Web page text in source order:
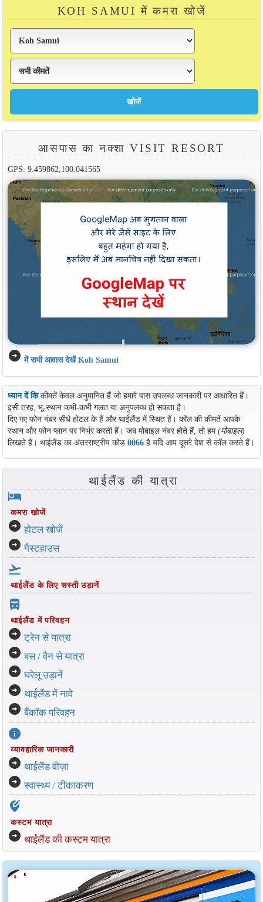
KOH SAMUI में कमरा खोजें
आसपास का नक्शा VISIT RESORT
GPS: 9.459862,100.041565
arrow_circle_right में सभी आवास देखें Koh Samui
ध्यान दें किकीमतें केवल अनुमानित हैं जो हमारे पास उपलब्ध जानकारी पर आधारित हैं।
इसी तरह, भू-स्थान कभी-कभी गलत या अनुपलब्ध हो सकता है।
दिए गए फोन नंबर सीधे होटल के हैं और थाईलैंड में स्थित हैं। कॉल की कीमतें आपके
स्थान और फोन प्लान पर निर्भर करती हैं। जब मोबाइल नंबर होते हैं, तो हम(मोबाइल)
लिखते हैं। थाईलैंड का अंतरराष्ट्रीय कोड 0066है यदि आप दूसरे देश से कॉल करते हैं।
थाईलैंड की यात्रा
hotel
कमरा खोजें
arrow_circle_right होटल खोजें
arrow_circle_right गैस्टहाउस
flight_takeoff
थाईलैंड के लिए सस्ती उड़ानें
directions_bus_filled
थाईलैंड में परिवहन
arrow_circle_right ट्रेन से यात्रा
arrow_circle_right बस / वैन से यात्रा
arrow_circle_right घरेलू उड़ानें
arrow_circle_right थाईलैंड में नावे
arrow_circle_right बैंकॉक परिवहन
info
व्यावहारिक जानकारी
arrow_circle_right थाईलैंड वीज़ा
arrow_circle_right स्वास्थ्य / टीकाकरण
edit_location_alt
कस्टम यात्रा
arrow_circle_right थाईलैंड की कस्टम यात्रा